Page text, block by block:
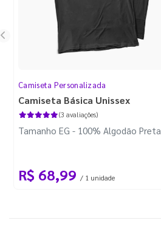
Camiseta Personalizada
Camiseta Básica Unissex
(3 avaliações)
Tamanho EG - 100% Algodão Preta
R$ 68,99 / 1 unidade